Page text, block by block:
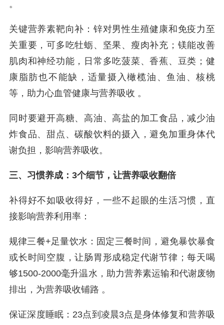
。
关键营养素靶向补：锌对男性生殖健康和免疫力至
关重要，可多吃牡蛎、坚果、瘦肉补充；镁能改善
肌肉和神经功能，日常多吃菠菜、香蕉、豆类；健
康脂肪也不能缺，适量摄入橄榄油、鱼油、核桃
等，助力心血管健康与营养吸收 。
同时要避开高糖、高油、高盐的加工食品，减少油
炸食品、甜点、碳酸饮料的摄入，避免加重身体代
谢负担，影响营养吸收。
三、习惯养成：3个细节，让营养吸收翻倍
补得好不如吸收得好，一些不起眼的生活习惯，直
接影响营养利用率：
规律三餐+足量饮水：固定三餐时间，避免暴饮暴食
或长时间空腹，让肠胃形成稳定代谢节律；每天喝
够1500-2000毫升温水，助力营养素运输和代谢废物
排出，为营养吸收铺路 。
保证深度睡眠：23点到凌晨3点是身体修复和营养吸